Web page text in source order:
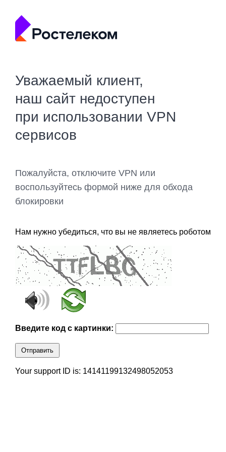
Уважаемый клиент,
наш сайт недоступен
при использовании VPN
сервисов
Пожалуйста, отключите VPN или
воспользуйтесь формой ниже для обхода
блокировки
Нам нужно убедиться, что вы не являетесь роботом
Введите код с картинки:
Отправить
Your support ID is: 14141199132498052053